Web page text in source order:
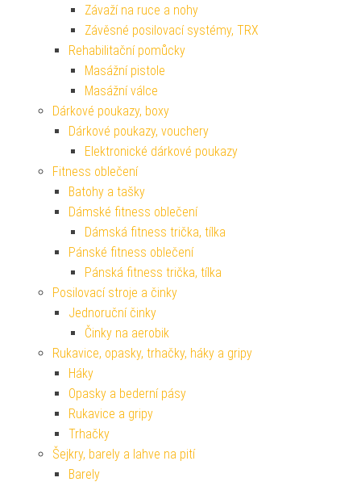
Závaží na ruce a nohy
Závěsné posilovací systémy, TRX
Rehabilitační pomůcky
Masážní pistole
Masážní válce
Dárkové poukazy, boxy
Dárkové poukazy, vouchery
Elektronické dárkové poukazy
Fitness oblečení
Batohy a tašky
Dámské fitness oblečení
Dámská fitness trička, tílka
Pánské fitness oblečení
Pánská fitness trička, tílka
Posilovací stroje a činky
Jednoruční činky
Činky na aerobik
Rukavice, opasky, trhačky, háky a gripy
Háky
Opasky a bederní pásy
Rukavice a gripy
Trhačky
Šejkry, barely a lahve na pití
Barely